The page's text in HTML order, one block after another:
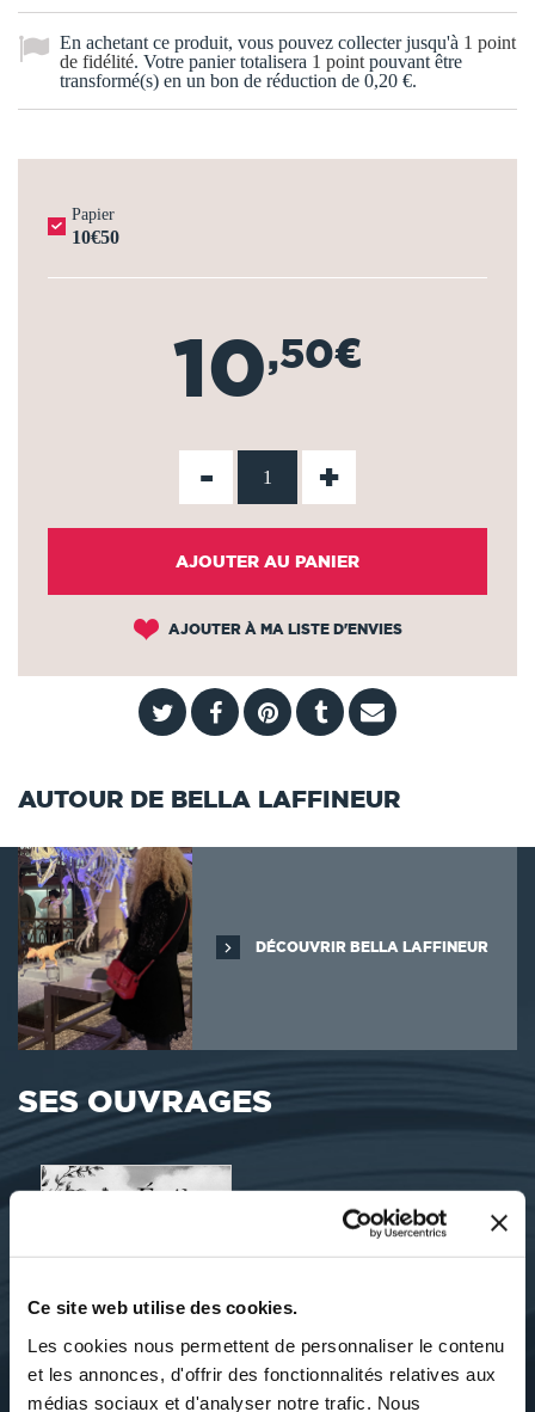
Ce site web utilise des cookies.
Les cookies nous permettent de personnaliser le contenu
et les annonces, d'offrir des fonctionnalités relatives aux
médias sociaux et d'analyser notre trafic. Nous
En achetant ce produit, vous pouvez collecter jusqu'à 1 point
de fidélité. Votre panier totalisera 1 point pouvant être
transformé(s) en un bon de réduction de 0,20 €.
Papier
10€50
10,50€
- +
AJOUTER AU PANIER
AJOUTER À MA LISTE D'ENVIES
AUTOUR DE BELLA LAFFINEUR
DÉCOUVRIR BELLA LAFFINEUR
SES OUVRAGES